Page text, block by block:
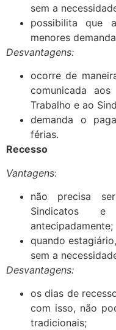
sem a
possibilita que
menores
Desvantagens:
ocorre de
comunicada
Trabalho e ao
demanda o
férias.
Recesso
Vantagens:
não precisa
Sindicatos
antecipadamente;
quando
sem a
Desvantagens:
os dias de
com isso, não
tradicionais;